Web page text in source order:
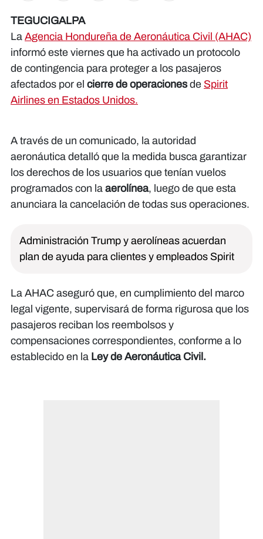
TEGUCIGALPA
La Agencia Hondureña de Aeronáutica Civil (AHAC)
informó este viernes que ha activado un protocolo
de contingencia para proteger a los pasajeros
afectados por el cierre de operacionesde Spirit
Airlines en Estados Unidos.
A través de un comunicado, la autoridad
aeronáutica detalló que la medida busca garantizar
los derechos de los usuarios que tenían vuelos
programados con la aerolínea, luego de que esta
anunciara la cancelación de todas sus operaciones.
Administración Trump y aerolíneas acuerdan
plan de ayuda para clientes y empleados Spirit
La AHAC aseguró que, en cumplimiento del marco
legal vigente, supervisará de forma rigurosa que los
pasajeros reciban los reembolsos y
compensaciones correspondientes, conforme a lo
establecido en la Ley de Aeronáutica Civil.